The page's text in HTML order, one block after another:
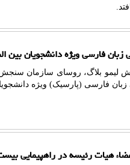
فارسی ویژه دانشجویان بین
لیمو بلاگ، روسای سازمان
فارسی (پارسیک) ویژه دانشجویان
هیات رئیسه در راهپیمایی